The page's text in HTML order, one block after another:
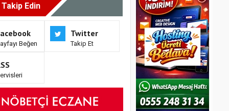
Edin
Beğen
Twitter
Takip Et